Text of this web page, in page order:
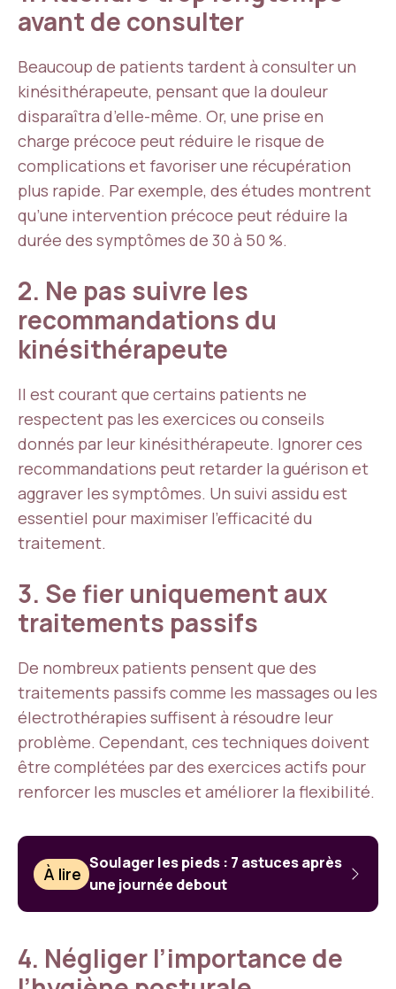
avant de consulter
Beaucoup de patients tardent à consulter un
kinésithérapeute, pensant que la douleur
disparaîtra d’elle-même. Or, une prise en
charge précoce peut réduire le risque de
complications et favoriser une récupération
plus rapide. Par exemple, des études montrent
qu’une intervention précoce peut réduire la
durée des symptômes de 30 à 50 %.
2. Ne pas suivre les
recommandations du
kinésithérapeute
Il est courant que certains patients ne
respectent pas les exercices ou conseils
donnés par leur kinésithérapeute. Ignorer ces
recommandations peut retarder la guérison et
aggraver les symptômes. Un suivi assidu est
essentiel pour maximiser l’efficacité du
traitement.
3. Se fier uniquement aux
traitements passifs
De nombreux patients pensent que des
traitements passifs comme les massages ou les
électrothérapies suffisent à résoudre leur
problème. Cependant, ces techniques doivent
être complétées par des exercices actifs pour
renforcer les muscles et améliorer la flexibilité.
À lire
Soulager les pieds : 7 astuces après
une journée debout
4. Négliger l’importance de